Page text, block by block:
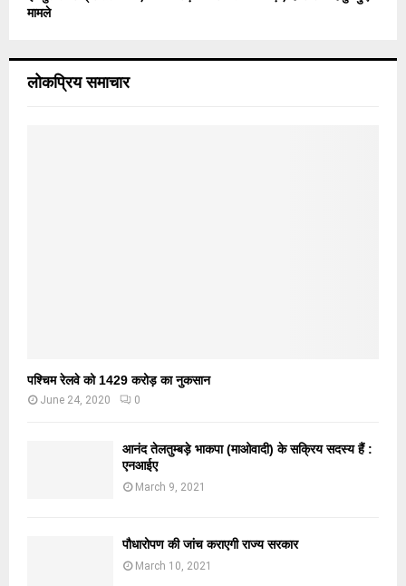
मामले
लोकप्रिय समाचार
पश्चिम रेलवे को 1429 करोड़ का नुकसान
June 24, 2020 0
आनंद तेलतुम्बड़े भाकपा (माओवादी) के सक्रिय सदस्य हैं :
एनआईए
March 9, 2021
पौधारोपण की जांच कराएगी राज्य सरकार
March 10, 2021